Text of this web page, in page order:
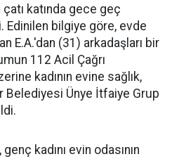
katında gece geç
Edinilen bilgiye göre, evde
E.A.'dan (31) arkadaşları bir
112 Acil Çağrı
kadının evine sağlık,
Belediyesi Ünye İtfaiye Grup
kadını evin odasının